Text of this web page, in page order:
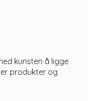
kunsten å ligge
produkter og